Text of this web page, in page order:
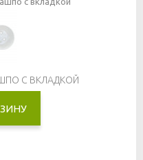
С ВКЛАДКОЙ